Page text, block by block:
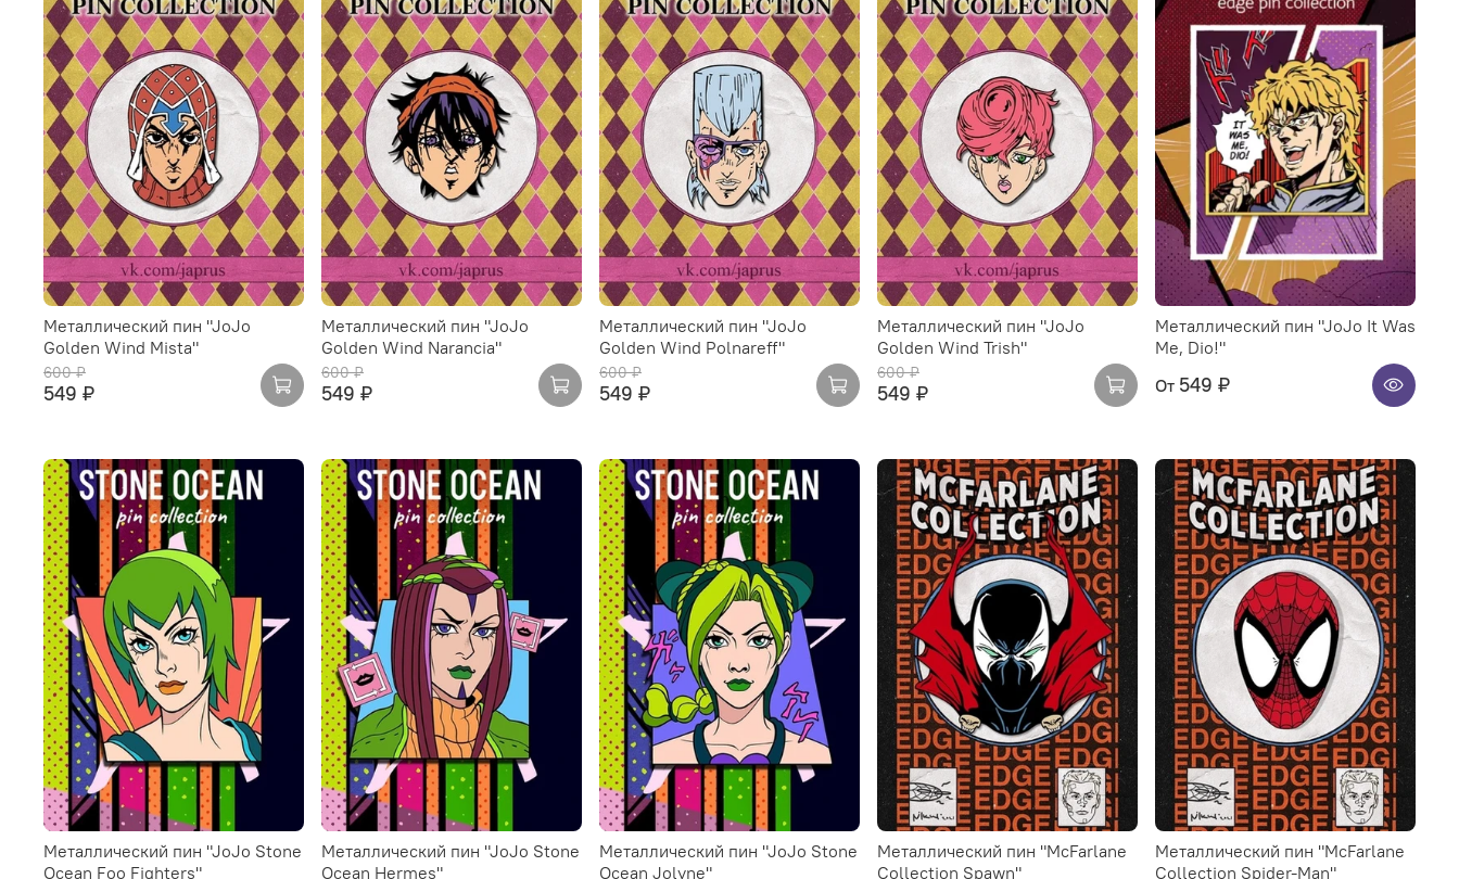
Металлический пин "JoJo
Golden Wind Mista"
600 ₽
549 ₽
Металлический пин "JoJo
Golden Wind Narancia"
600 ₽
549 ₽
Металлический пин "JoJo
Golden Wind Polnareff"
600 ₽
549 ₽
Металлический пин "JoJo
Golden Wind Trish"
600 ₽
549 ₽
Металлический пин "JoJo It Was
Me, Dio!"
От 549 ₽
Металлический пин "JoJo Stone
Ocean Foo Fighters"
Металлический пин "JoJo Stone
Ocean Hermes"
Металлический пин "JoJo Stone
Ocean Jolyne"
Металлический пин "McFarlane
Collection Spawn"
Металлический пин "McFarlane
Collection Spider-Man"